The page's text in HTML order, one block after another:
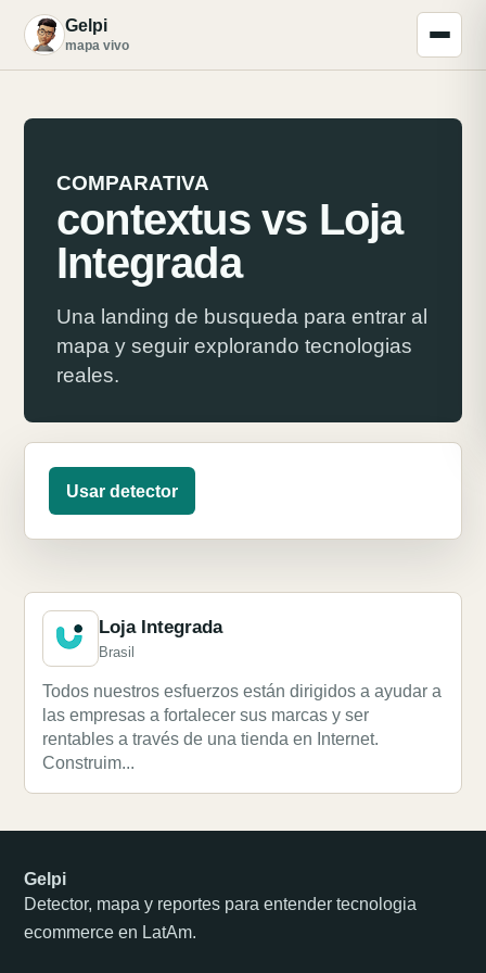
G Gelpi
mapa vivo
COMPARATIVA
contextus vs Loja
Integrada
Una landing de busqueda para entrar al
mapa y seguir explorando tecnologias
reales.
Usar detector
Loja Integrada
Brasil
Todos nuestros esfuerzos están dirigidos a ayudar a
las empresas a fortalecer sus marcas y ser
rentables a través de una tienda en Internet.
Construim...
Gelpi
Detector, mapa y reportes para entender tecnologia
ecommerce en LatAm.